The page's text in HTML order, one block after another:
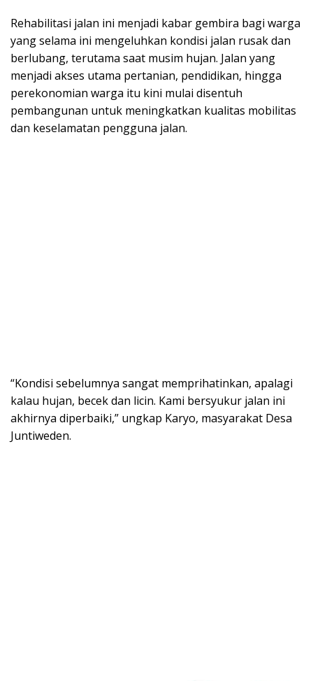
Rehabilitasi jalan ini menjadi kabar gembira bagi warga
yang selama ini mengeluhkan kondisi jalan rusak dan
berlubang, terutama saat musim hujan. Jalan yang
menjadi akses utama pertanian, pendidikan, hingga
perekonomian warga itu kini mulai disentuh
pembangunan untuk meningkatkan kualitas mobilitas
dan keselamatan pengguna jalan.
“Kondisi sebelumnya sangat memprihatinkan, apalagi
kalau hujan, becek dan licin. Kami bersyukur jalan ini
akhirnya diperbaiki,” ungkap Karyo, masyarakat Desa
Juntiweden.